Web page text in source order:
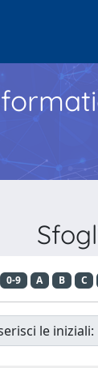
0-9 A B C
le iniziali: